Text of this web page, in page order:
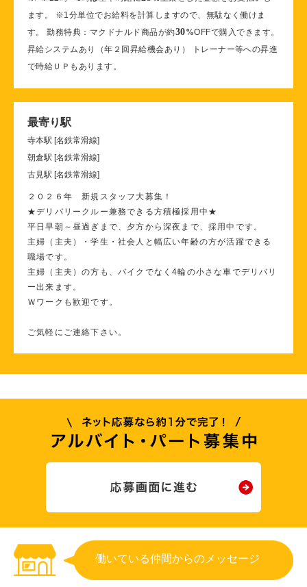
ます。 ※1分単位でお給料を計算しますので、無駄なく働けま
す。 勤務特典：マクドナルド商品が約30%OFFで購入できます。
昇給システムあり（年２回昇給機会あり） トレーナー等への昇進
で時給ＵＰもあります。
最寄り駅
寺本駅 [名鉄常滑線]
朝倉駅 [名鉄常滑線]
古見駅 [名鉄常滑線]
２０２６年 新規スタッフ大募集！
★デリバリークルー兼務できる方積極採用中★
平日早朝～昼過ぎまで、夕方から深夜まで、採用中です。
主婦（主夫）・学生・社会人と幅広い年齢の方が活躍できる
職場です。
主婦（主夫）の方も、バイクでなく4輪の小さな車でデリバリ
ー出来ます。
Ｗワークも歓迎です。
ご気軽にご連絡下さい。
働いている仲間からのメッセージ